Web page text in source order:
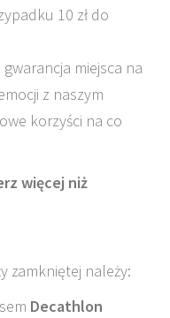
10 zł do
miejsca na
z naszym
korzyści na co
więcej niż
zamkniętej należy:
Decathlon